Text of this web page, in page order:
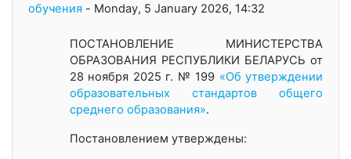
обучения - Monday, 5 January 2026, 14:32
ПОСТАНОВЛЕНИЕ МИНИСТЕРСТВА
ОБРАЗОВАНИЯ РЕСПУБЛИКИ БЕЛАРУСЬ от
28 ноября 2025 г. № 199 «Об утверждении
образовательных стандартов общего
среднего образования».
Постановлением утверждены: